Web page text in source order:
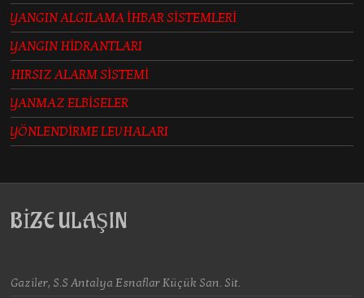
YANGIN ALGILAMA İHBAR SİSTEMLERİ
YANGIN HİDRANTLARI
HIRSIZ ALARM SİSTEMİ
YANMAZ ELBİSELER
YÖNLENDİRME LEVHALARI
BİZE ULAŞIN
Gaziler, S.S Antalya Esnaflar Küçük San. Sit.